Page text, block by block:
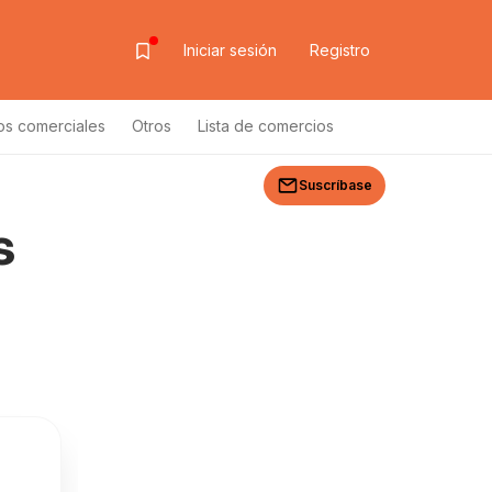
Iniciar sesión Registro
comerciales Otros Lista de comercios
Suscríbase